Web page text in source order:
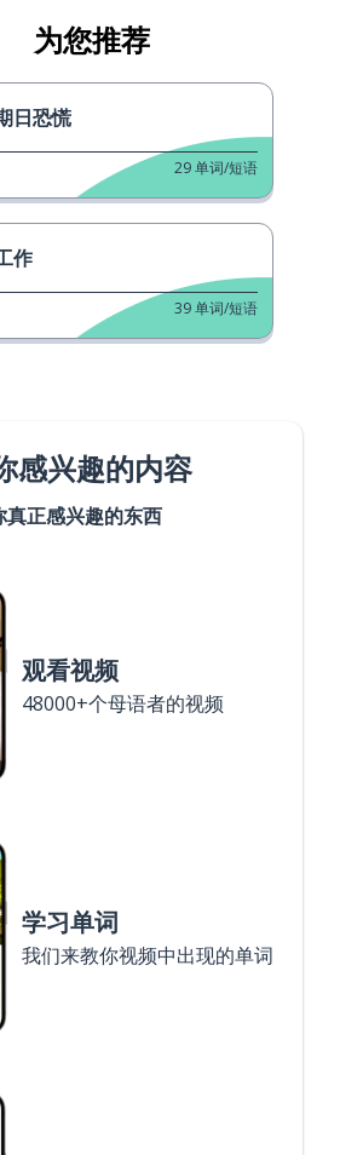
为您推荐
日恐慌
29单词/短语
作
39单词/短语
感兴趣的内容
真正感兴趣的东西
观看视频
48000+个母语者的视频
学习单词
我们来教你视频中出现的单词